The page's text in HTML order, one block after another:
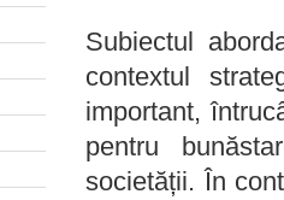
Subiectul
contextul
important,
pentru
societății. În